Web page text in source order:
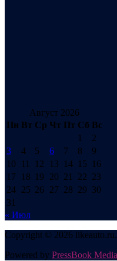
Август 2026
Пн Вт Ср Чт Пт Сб Вс
1
2
3
4 5 6 7 8
9
10
11 12 13 14 15
16
17
18 19 20 21 22 23
24 25 26 27 28 29 30
31
« Июл
Copyright © 2026 likeauto.ru.
Powered by PressBook